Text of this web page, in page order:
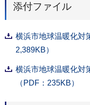
添付ファイル
横浜市地球温暖化対
2,389KB）
横浜市地球温暖化対
（PDF：235KB）